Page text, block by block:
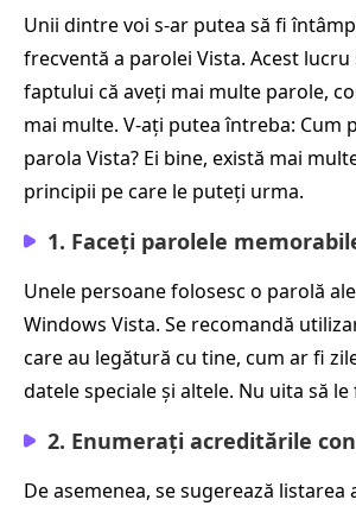
Unii dintre voi s-ar putea să fi
frecventă a parolei Vista. Acest
faptului că aveți mai multe parole,
mai multe. V-ați putea întreba: Cum
parola Vista? Ei bine, există mai
principii pe care le puteți urma.
1. Faceți parolele
Unele persoane folosesc o parolă
Windows Vista. Se recomandă
care au legătură cu tine, cum ar fi
datele speciale și altele. Nu uita să
2. Enumerați acreditările
De asemenea, se sugerează